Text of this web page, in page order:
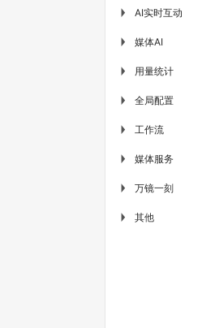
▶ AI实时互动
▶ 媒体AI
▶ 用量统计
▶ 全局配置
▶ 工作流
▶ 媒体服务
▶ 万镜一刻
▶ 其他